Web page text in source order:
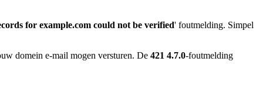
for example.com could not be verified' foutmelding. Simpel
domein e-mail mogen versturen. De 421 4.7.0-foutmelding